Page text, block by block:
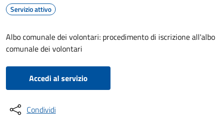
Servizio attivo
Albo comunale dei volontari: procedimento di iscrizione all'albo
comunale dei volontari
Accedi al servizio
Condividi